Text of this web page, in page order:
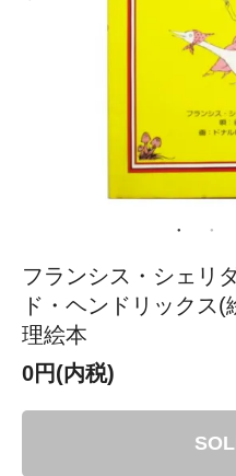
フランシス・シェリ
ド・ヘンドリックス
理絵本
0円(内税)